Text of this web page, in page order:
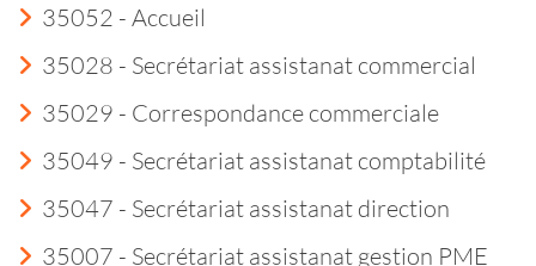
35052 - Accueil
35028 - Secrétariat assistanat commercial
35029 - Correspondance commerciale
35049 - Secrétariat assistanat comptabilité
35047 - Secrétariat assistanat direction
35007 - Secrétariat assistanat gestion PME